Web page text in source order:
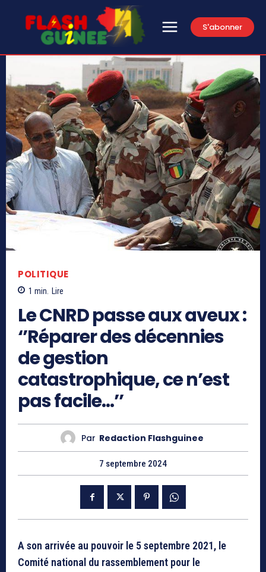
S'abonner
POLITIQUE
1 min. Lire
Le CNRD passe aux aveux :
‘’Réparer des décennies
de gestion
catastrophique, ce n’est
pas facile…’’
Par Redaction Flashguinee
7 septembre 2024
A son arrivée au pouvoir le 5 septembre 2021, le
Comité national du rassemblement pour le